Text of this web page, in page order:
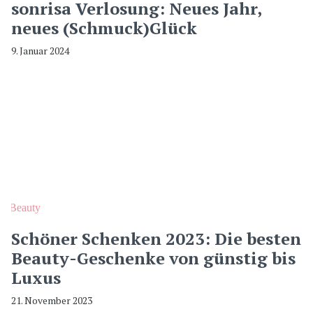
sonrisa Verlosung: Neues Jahr,
neues (Schmuck)Glück
9. Januar 2024
Beauty
Schöner Schenken 2023: Die besten
Beauty-Geschenke von günstig bis
Luxus
21. November 2023